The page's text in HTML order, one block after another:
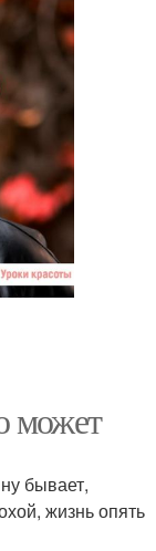
может
бывает,
жизнь опять